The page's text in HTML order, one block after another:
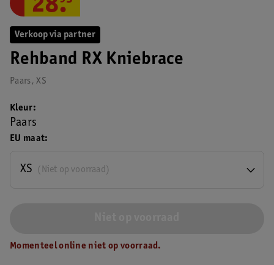
Verkoop via partner
Rehband RX Kniebrace
Paars, XS
28.
EU maat
(Niet op voorraad)
XS
Kleur
Paars
Momenteel online niet op voorraad.